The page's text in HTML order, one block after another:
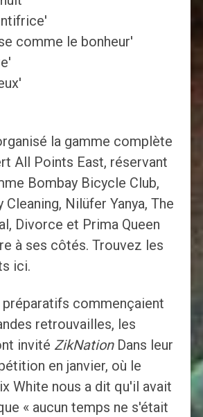
comme le bonheur'
la gamme complète
All Points East, réservant
Bombay Bicycle Club,
Cleaning, Nilüfer Yanya, The
Divorce et Prima Queen
à ses côtés. Trouvez les
ici.
commençaient
retrouvailles, les
invité ZikNationDans leur
en janvier, où le
White nous a dit qu'il avait
« aucun temps ne s'était